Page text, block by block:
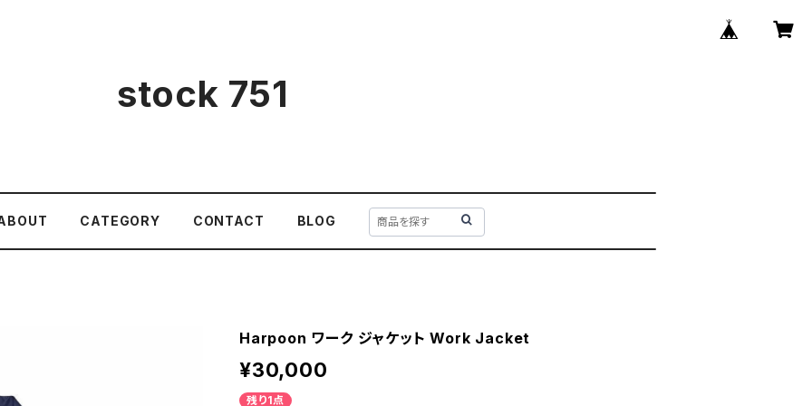
stock 751
CATEGORY CONTACT BLOG
Harpoon ワーク ジャケット Work Jacket
¥30,000
残り1点